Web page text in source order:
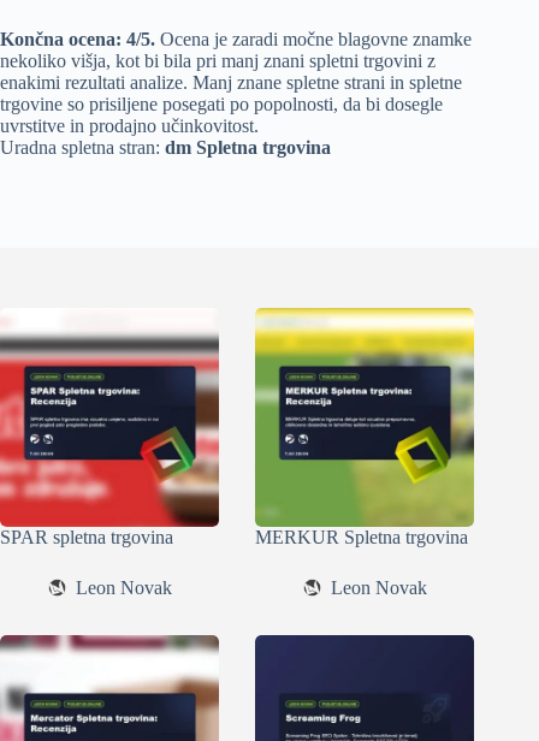
Končna ocena: 4/5. Ocena je zaradi močne blagovne znamke
nekoliko višja, kot bi bila pri manj znani spletni trgovini z
enakimi rezultati analize. Manj znane spletne strani in spletne
trgovine so prisiljene posegati po popolnosti, da bi dosegle
uvrstitve in prodajno učinkovitost.
Uradna spletna stran: dm Spletna trgovina
SPAR spletna trgovina
Leon Novak
MERKUR Spletna trgovina
Leon Novak